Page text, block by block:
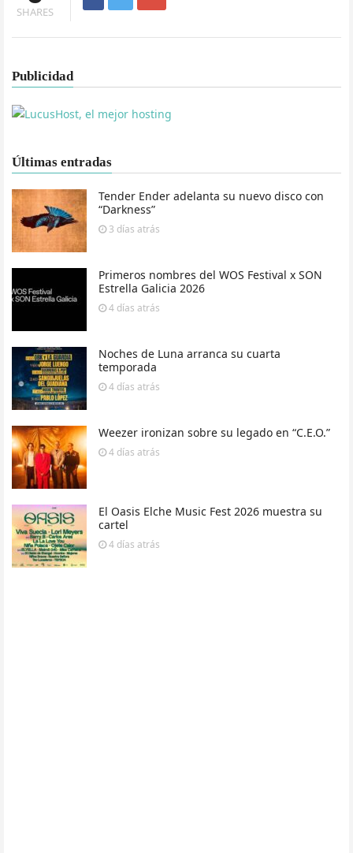
SHARES
Publicidad
Últimas entradas
Tender Ender adelanta su nuevo disco con
“Darkness”
3 días atrás
Primeros nombres del WOS Festival x SON
Estrella Galicia 2026
4 días atrás
Noches de Luna arranca su cuarta
temporada
4 días atrás
Weezer ironizan sobre su legado en “C.E.O.”
4 días atrás
El Oasis Elche Music Fest 2026 muestra su
cartel
4 días atrás